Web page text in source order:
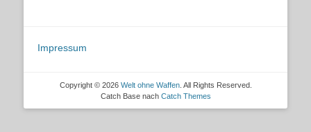
Impressum
Copyright © 2026 Welt ohne Waffen. All Rights Reserved.
Catch Base nach Catch Themes